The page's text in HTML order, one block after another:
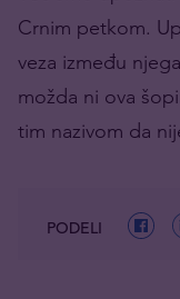
Crnim petkom.
veza između
možda ni ova
tim nazivom da
PODELI